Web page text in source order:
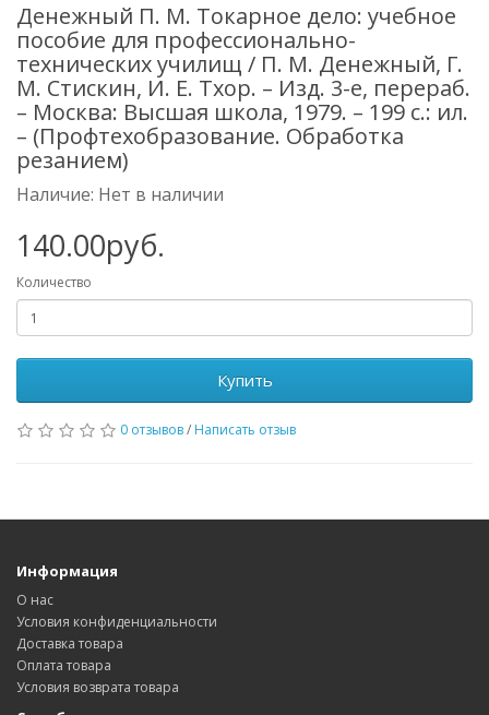
Денежный П. М. Токарное дело: учебное
пособие для профессионально-
технических училищ / П. М. Денежный, Г.
М. Стискин, И. Е. Тхор. – Изд. 3-е, перераб.
– Москва: Высшая школа, 1979. – 199 с.: ил.
– (Профтехобразование. Обработка
резанием)
Наличие: Нет в наличии
140.00руб.
Количество
Купить
0 отзывов/ Написать отзыв
Информация
О нас
Условия конфиденциальности
Доставка товара
Оплата товара
Условия возврата товара